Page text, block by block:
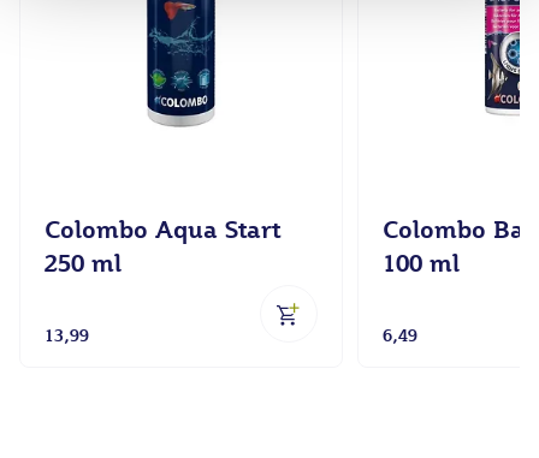
Colombo Aqua Start
250 ml
13,99
Colombo
100 ml
6,49